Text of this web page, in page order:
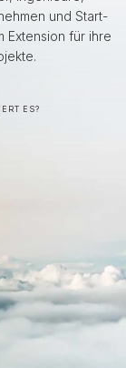
und Start-
Extension für ihre
ES?